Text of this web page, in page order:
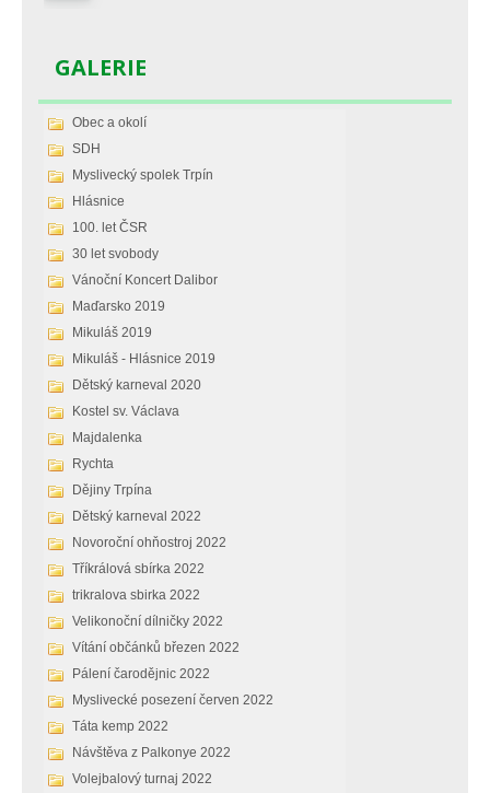
GALERIE
Obec a okolí
SDH
Myslivecký spolek Trpín
Hlásnice
100. let ČSR
30 let svobody
Vánoční Koncert Dalibor
Maďarsko 2019
Mikuláš 2019
Mikuláš - Hlásnice 2019
Dětský karneval 2020
Kostel sv. Václava
Majdalenka
Rychta
Dějiny Trpína
Dětský karneval 2022
Novoroční ohňostroj 2022
Tříkrálová sbírka 2022
trikralova sbirka 2022
Velikonoční dílničky 2022
Vítání občánků březen 2022
Pálení čarodějnic 2022
Myslivecké posezení červen 2022
Táta kemp 2022
Návštěva z Palkonye 2022
Volejbalový turnaj 2022